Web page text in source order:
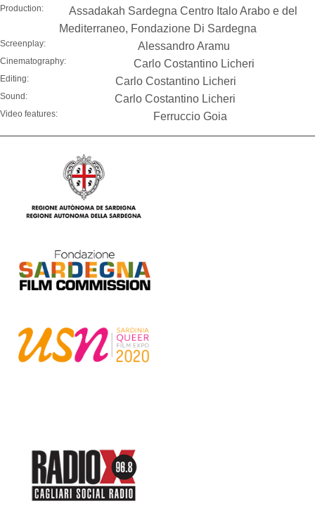
Production:
Assadakah Sardegna Centro Italo Arabo e del
Mediterraneo, Fondazione Di Sardegna
Screenplay: Alessandro Aramu
Cinematography: Carlo Costantino Licheri
Editing: Carlo Costantino Licheri
Sound: Carlo Costantino Licheri
Video features: Ferruccio Goia